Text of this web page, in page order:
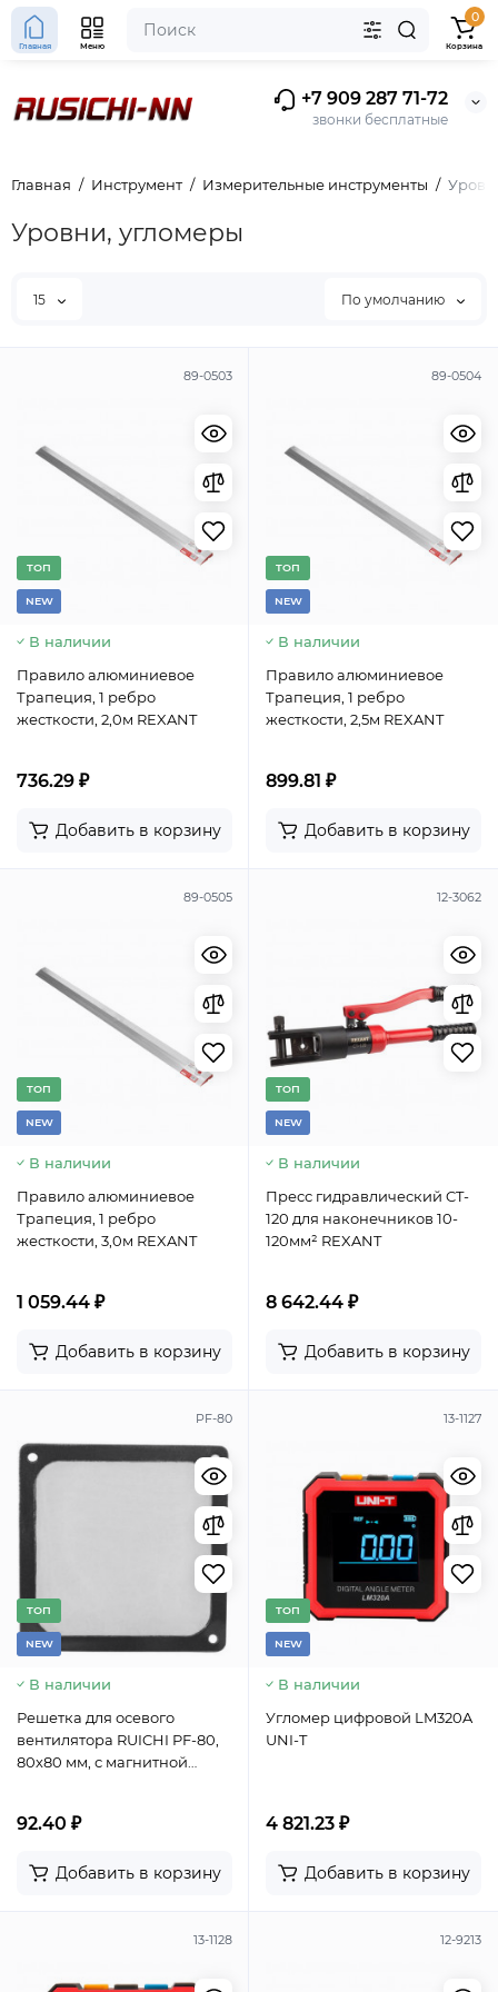
+7 909 287 71-72
звонки бесплатные
Главная Меню
0
Корзина
Главная Инструмент Измерительные инструменты
Уровни, угломеры
15 По умолчанию
89-0503
TОП
NEW
В наличии
Правило алюминиевое
Трапеция, 1 ребро
жесткости, 2,0м REXANT
736.29 ₽
Добавить в корзину
89-0504
TОП
NEW
В наличии
Правило алюминиевое
Трапеция, 1 ребро
жесткости, 2,5м REXANT
899.81 ₽
Добавить в корзину
89-0505
TОП
NEW
В наличии
Правило алюминиевое
Трапеция, 1 ребро
жесткости, 3,0м REXANT
1 059.44 ₽
Добавить в корзину
12-3062
TОП
NEW
В наличии
Пресс гидравлический CT-
120 для наконечников 10-
120мм² REXANT
8 642.44 ₽
Добавить в корзину
PF-80
TОП
NEW
В наличии
Решетка для осевого
вентилятора RUICHI PF-80,
80х80 мм, с магнитной
92.40 ₽
Добавить в корзину
13-1127
TОП
NEW
В наличии
Угломер цифровой LM320A
UNI-T
4 821.23 ₽
Добавить в корзину
13-1128 12-9213